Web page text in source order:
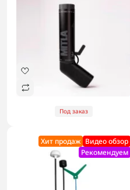
Под заказ
Хит продаж Видео обзор
Рекомендуем